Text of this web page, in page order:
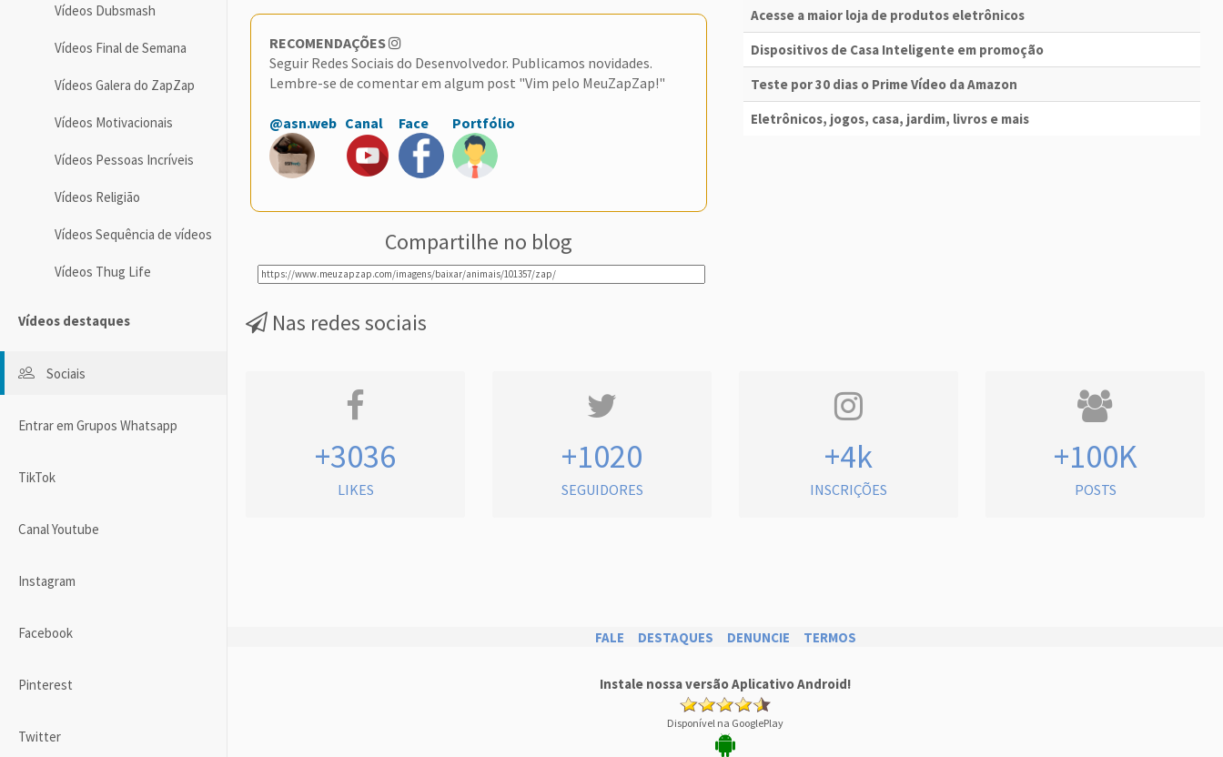
Vídeos Dubsmash
Vídeos Final de Semana
Vídeos Galera do ZapZap
Vídeos Motivacionais
Vídeos Pessoas Incríveis
Vídeos Religião
Vídeos Sequência de vídeos
Vídeos Thug Life
Vídeos destaques
Sociais
Entrar em Grupos Whatsapp
TikTok
Canal Youtube
Instagram
Facebook
Pinterest
Twitter
RECOMENDAÇÕES
Seguir Redes Sociais do Desenvolvedor. Publicamos novidades.
Lembre-se de comentar em algum post "Vim pelo MeuZapZap!"
@asn.web Canal Face Portfólio
Compartilhe no blog
Acesse a maior loja de produtos eletrônicos
Dispositivos de Casa Inteligente em promoção
Teste por 30 dias o Prime Vídeo da Amazon
Eletrônicos, jogos, casa, jardim, livros e mais
Nas redes sociais
+3036
LIKES
+1020
SEGUIDORES
+4k
INSCRIÇÕES
+100K
POSTS
FALE DESTAQUES DENUNCIE TERMOS
Instale nossa versão Aplicativo Android!
Disponível na GooglePlay